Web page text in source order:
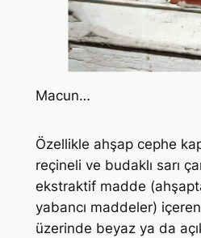
Macun…
Özellikle ahşap cephe
reçineli ve budaklı sarı
ekstraktif madde
yabancı maddeler)
üzerinde beyaz ya da